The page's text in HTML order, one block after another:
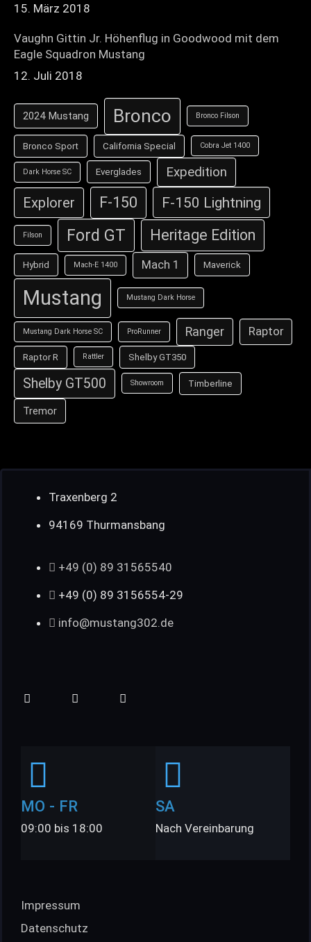
15. März 2018
Vaughn Gittin Jr. Höhenflug in Goodwood mit dem
Eagle Squadron Mustang
12. Juli 2018
2024 Mustang Bronco Bronco Filson
Bronco Sport California Special Cobra Jet 1400
Dark Horse SC Everglades Expedition
Explorer F-150 F-150 Lightning
Filson Ford GT Heritage Edition
Hybrid Mach-E 1400 Mach 1 Maverick
Mustang Mustang Dark Horse
Mustang Dark Horse SC ProRunner Ranger Raptor
Raptor R Rattler Shelby GT350
Shelby GT500 Showroom Timberline
Tremor
Traxenberg 2
94169 Thurmansbang
+49 (0) 89 31565540
+49 (0) 89 3156554-29
info@mustang302.de
MO - FR
09:00 bis 18:00
SA
Nach Vereinbarung
Impressum
Datenschutz